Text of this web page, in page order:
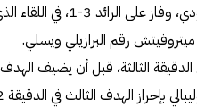
واصل الهلال انتصاراته في دوري روشن
رقم البرازيلي ويسلي.